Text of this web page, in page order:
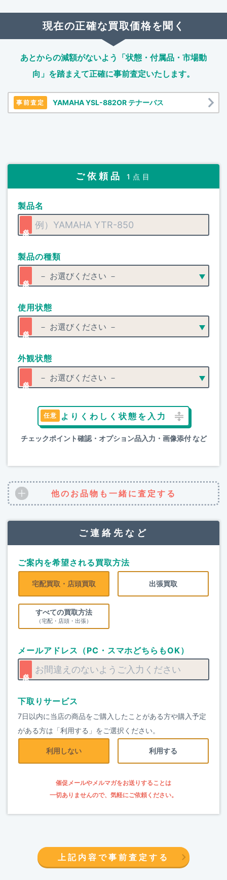
現在の正確な買取価格を聞く
あとからの減額がないよう「状態・付属品・市場動
向」を踏まえて正確に事前査定いたします。
事前査定 YAMAHA YSL-882OR テナーバス
ご依頼品 1点目
製品名
製品の種類
使用状態
外観状態
よりくわしく状態を入力
チェックポイント確認・オプション品入力・画像添付 など
他のお品物も一緒に査定する
ご連絡先など
ご案内を希望される買取方法
宅配買取・店頭買取 出張買取
すべての買取方法
（宅配・店頭・出張）
メールアドレス（PC・スマホどちらもOK）
下取りサービス
7日以内に当店の商品をご購入したことがある方や購入予定
がある方は「利用する」をご選択ください。
利用しない 利用する
催促メールやメルマガをお送りすることは
一切ありませんので、気軽にご依頼ください。
上記内容で事前査定する